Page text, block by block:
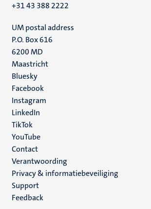
+31 43 388 2222
UM postal address
P.O. Box 616
6200 MD
Maastricht
Social
media
Bluesky
Facebook
Instagram
LinkedIn
TikTok
YouTube
Menu
footer
(NL)
Contact
Verantwoording
Privacy & informatiebeveiliging
Support
Feedback